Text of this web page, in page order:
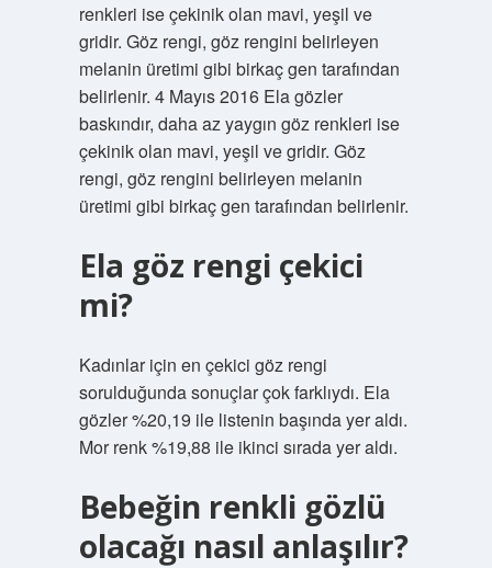
renkleri ise çekinik olan mavi, yeşil ve
gridir. Göz rengi, göz rengini belirleyen
melanin üretimi gibi birkaç gen tarafından
belirlenir. 4 Mayıs 2016 Ela gözler
baskındır, daha az yaygın göz renkleri ise
çekinik olan mavi, yeşil ve gridir. Göz
rengi, göz rengini belirleyen melanin
üretimi gibi birkaç gen tarafından belirlenir.
Ela göz rengi çekici
mi?
Kadınlar için en çekici göz rengi
sorulduğunda sonuçlar çok farklıydı. Ela
gözler %20,19 ile listenin başında yer aldı.
Mor renk %19,88 ile ikinci sırada yer aldı.
Bebeğin renkli gözlü
olacağı nasıl anlaşılır?